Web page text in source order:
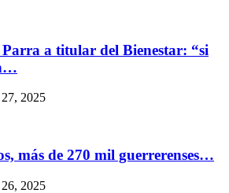
a titular del Bienestar: “si
2025
más de 270 mil guerrerenses…
2025